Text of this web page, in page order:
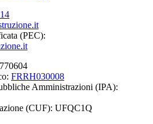
(PEC):
FRRH030008
Amministrazioni (IPA):
(CUF): UFQC1Q